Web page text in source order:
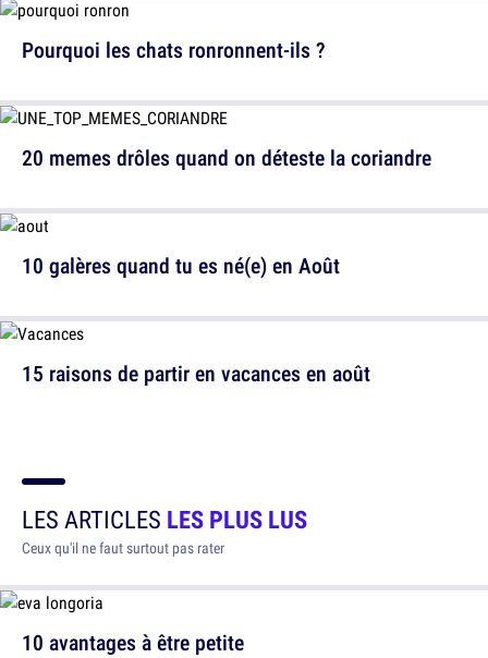
Pourquoi les chats ronronnent-ils ?
10 galères quand tu es né(e) en Août
20 memes drôles quand on déteste la coriandre
15 raisons de partir en vacances en août
LES ARTICLES LES PLUS LUS
Ceux qu'il ne faut surtout pas rater
10 avantages à être petite